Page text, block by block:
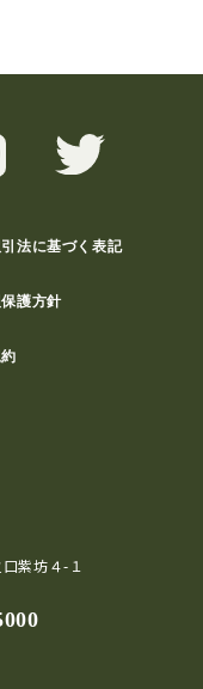
法に基づく表記
護方針
紫坊４-１